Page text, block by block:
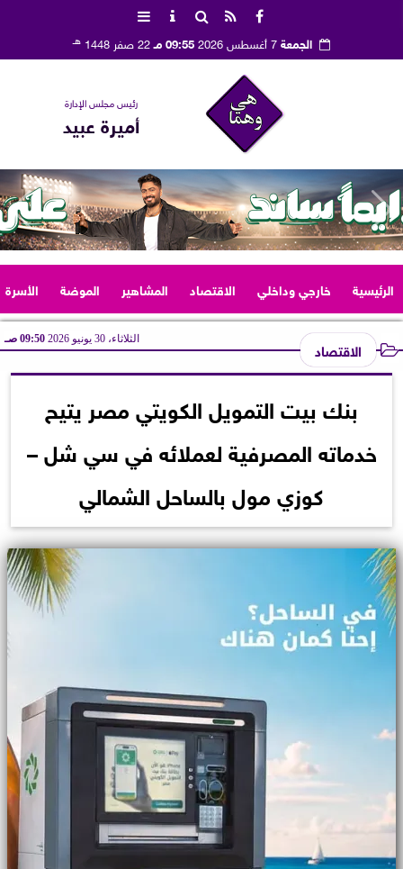
الجمعة 09:55 مـ 22 صفر 1448 هـ
رئيس مجلس الإدارة
أميرة عبيد
الرئيسية خارجي وداخلي الاقتصاد المشاهير الموضة الأسرة
الاقتصاد الثلاثاء، 30 يونيو 2026 09:50 صـ
بنك بيت التمويل الكويتي مصر يتيح
خدماته المصرفية لعملائه في سي شل –
كوزي مول بالساحل الشمالي